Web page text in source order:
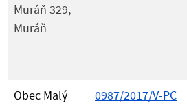
Muráň 329,
Muráň
Obec Malý
0987/2017/V-PC